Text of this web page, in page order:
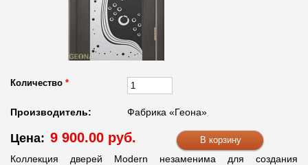
Количество *
Производитель: Фабрика «Геона»
Цена: 9 900.00 руб.
Коллекция дверей Мodern незаменима для создания